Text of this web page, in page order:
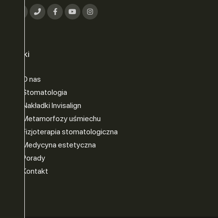
Linki
O nas
Stomatologia
Nakładki Invisalign
Metamorfozy uśmiechu
Fizjoterapia stomatologiczna
Medycyna estetyczna
Porady
Kontakt